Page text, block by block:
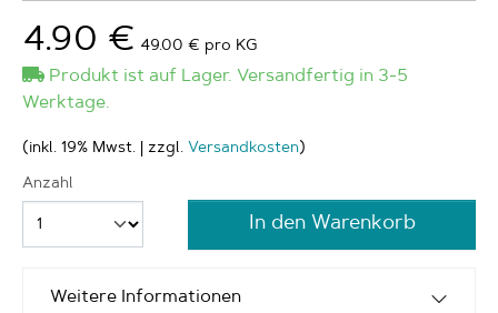
4.90 € 49.00 € pro KG
Produkt ist auf Lager. Versandfertig in 3-5
Werktage.
(inkl. 19% Mwst. | zzgl. Versandkosten)
Anzahl
In den Warenkorb
Weitere Informationen